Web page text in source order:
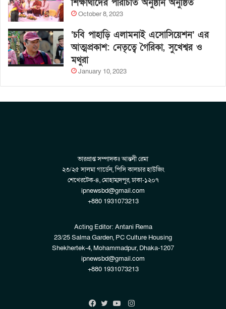
শিক্ষার্থীদের পরিচিতি অনুষ্ঠান অনুষ্ঠিত
October 8, 2023
‘চবি পাহাড়ি এলামনাই এসোসিয়েশন’ এর
আত্মপ্রকাশ: নেতৃত্বে গৈরিকা, সুখেশ্বর ও
মথুরা
January 10, 2023
ভারপ্রাপ্ত সম্পাদকঃ আন্তনী রেমা
২৩/২৫ সালমা গার্ডেন, পিসি কালচার হাউজিং
শেখেরটেক-৪, মোহাম্মদপুর, ঢাকা-১২০৭
ipnewsbd@gmail.com
+880 1931073213
Acting Editor: Antani Rema
23/25 Salma Garden, PC Culture Housing
Shekhertek-4, Mohammadpur, Dhaka-1207
ipnewsbd@gmail.com
+880 1931073213
Instagram